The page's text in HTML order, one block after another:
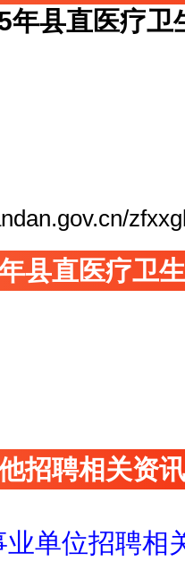
年县直医疗
县直医疗卫
招聘相关资
业单位招聘相